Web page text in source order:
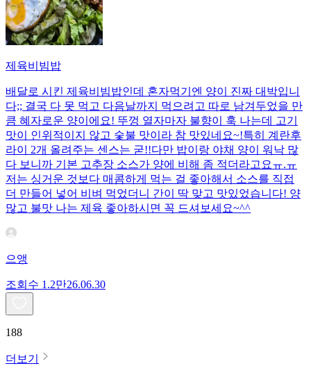
제육비빔밥
배달로 시킨 제육비빔밥인데 혼자먹기엔 양이 진짜 대박입니
다;; 결국 다 못 먹고 다음날까지 먹으려고 따로 남겨두었을 만
큼 혜자로운 양이에요! 뚜껑 열자마자 불향이 훅 나는데 고기
맛이 인위적이지 않고 숯불 맛이라 참 맛있네요~!특히 계란후
라이 2개 올려주는 센스는 굳!! ​다만 밥이랑 야채 양이 워낙 많
다 보니까 기본 고추장 소스가 양에 비해 좀 적더라고요ㅠ.ㅠ
저는 싱거운 것보다 매콤하게 먹는 걸 좋아해서 소스를 직접
더 만들어 넣어 비벼 먹었더니 간이 딱 맞고 맛있었습니다! 양
많고 불맛 나는 제육 좋아하시면 꼭 드셔보세요~^^
으앵
조회수 1.2만26.06.30
188
더보기